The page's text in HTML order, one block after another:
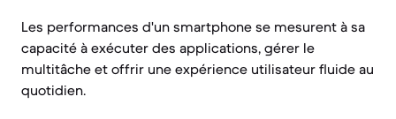
Les performances d'un smartphone se mesurent à sa
capacité à exécuter des applications, gérer le
multitâche et offrir une expérience utilisateur fluide au
quotidien.